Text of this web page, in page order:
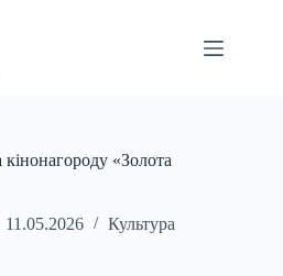
«Золота
11.05.2026 Культура